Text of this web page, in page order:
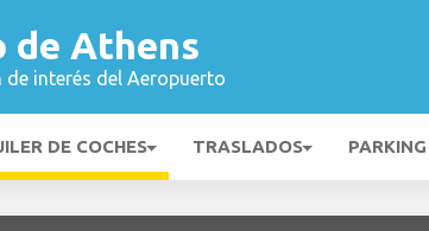
de Athens
interés del Aeropuerto
DE COCHES TRASLADOS PARKING